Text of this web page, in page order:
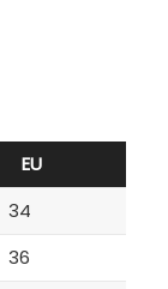
EU
34
36